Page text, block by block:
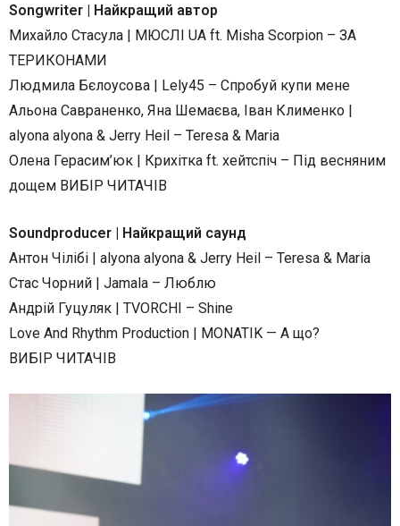
Songwriter | Найкращий автор
Михайло Стасула | МЮСЛІ UA ft. Misha Scorpion – ЗА
ТЕРИКОНАМИ
Людмила Бєлоусова | Lely45 – Спробуй купи мене
Альона Савраненко, Яна Шемаєва, Іван Клименко |
alyona alyona & Jerry Heil – Teresa & Maria
Олена Герасим’юк | Крихітка ft. хейтспіч – Під весняним
дощем ВИБІР ЧИТАЧІВ
Soundproducer | Найкращий саунд
Антон Чілібі | alyona alyona & Jerry Heil – Teresa & Maria
Стас Чорний | Jamala – Люблю
Андрій Гуцуляк | TVORCHI – Shine
Love And Rhythm Production | MONATIK — А що?
ВИБІР ЧИТАЧІВ